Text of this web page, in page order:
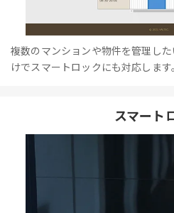
複数のマンションや物件を管理し
けでスマートロックにも対応します。
スマート